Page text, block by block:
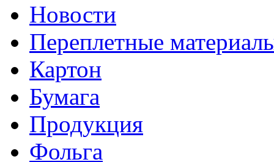
Новости
Переплетные
Картон
Бумага
Продукция
Фольга